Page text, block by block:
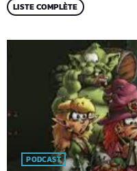
LISTE COMPLÈTE
PODCAST